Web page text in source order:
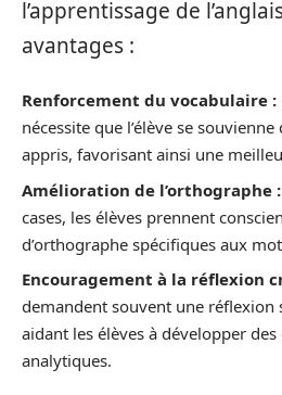
l’apprentissage de
avantages :
Renforcement du vocabulaire :
nécessite que l’élève se souvienne
appris, favorisant ainsi une
Amélioration de l’orthographe :
cases, les élèves prennent
d’orthographe spécifiques aux
Encouragement à la réflexion
demandent souvent une réflexion
aidant les élèves à développer
analytiques.